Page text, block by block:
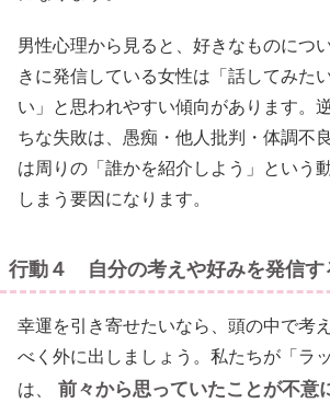
男性心理から見ると、好きなものにつ
きに発信している女性は「話してみた
い」と思われやすい傾向があります。
ちな失敗は、愚痴・他人批判・体調不
は周りの「誰かを紹介しよう」という
しまう要因になります。
行動４ 自分の考えや好みを発信す
幸運を引き寄せたいなら、頭の中で考
べく外に出しましょう。私たちが「ラ
は、
前々から思っていたことが不意